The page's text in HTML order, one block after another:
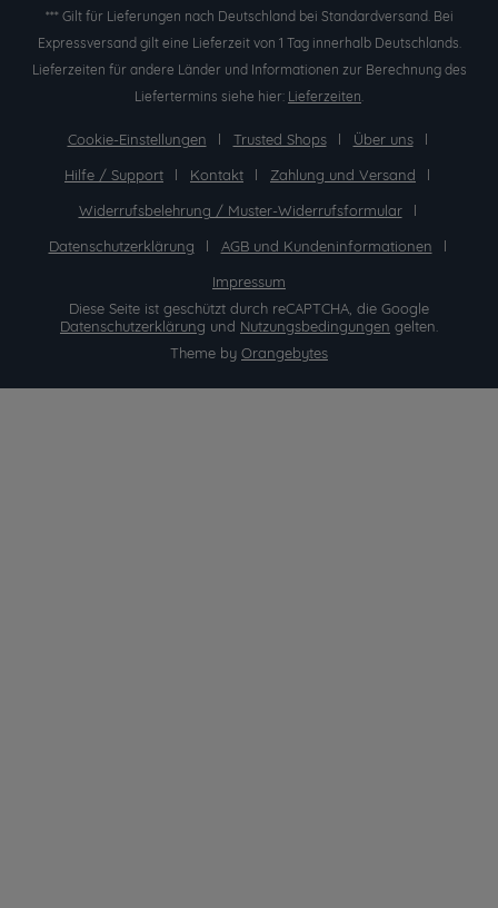
*** Gilt für Lieferungen nach Deutschland bei Standardversand. Bei
Expressversand gilt eine Lieferzeit von 1 Tag innerhalb Deutschlands.
Lieferzeiten für andere Länder und Informationen zur Berechnung des
Liefertermins siehe hier: Lieferzeiten.
Cookie-Einstellungen Trusted Shops
Über uns
Hilfe / Support
Kontakt
Zahlung und Versand
Widerrufsbelehrung / Muster-Widerrufsformular
Datenschutzerklärung
AGB und Kundeninformationen
Impressum
Diese Seite ist geschützt durch reCAPTCHA, die Google
Datenschutzerklärung und Nutzungsbedingungen gelten.
Theme by Orangebytes